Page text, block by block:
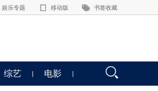
娱乐专题 移动版 书签收藏
综艺 电影